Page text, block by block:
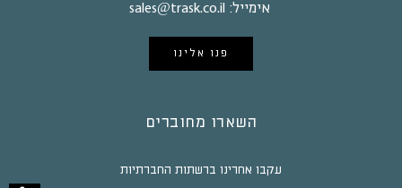
אימייל: sales@trask.co.il
פנו אלינו
השארו מחוברים
עקבו אחרינו ברשתות החברתיות